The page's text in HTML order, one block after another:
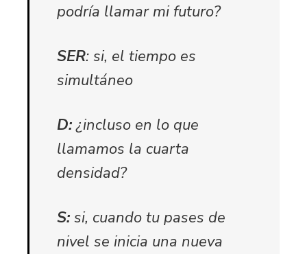
podría llamar mi futuro?
SER: si, el tiempo es
simultáneo
D:¿incluso en lo que
llamamos la cuarta
densidad?
S: si, cuando tu pases de
nivel se inicia una nueva